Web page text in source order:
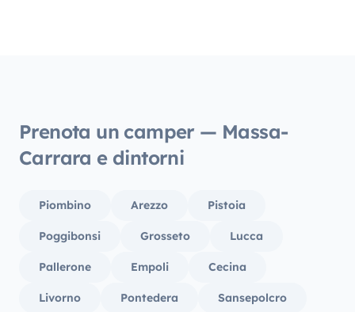
Prenota un camper — Massa-
Carrara e dintorni
Piombino Arezzo Pistoia
Poggibonsi Grosseto Lucca
Pallerone Empoli Cecina
Livorno Pontedera Sansepolcro